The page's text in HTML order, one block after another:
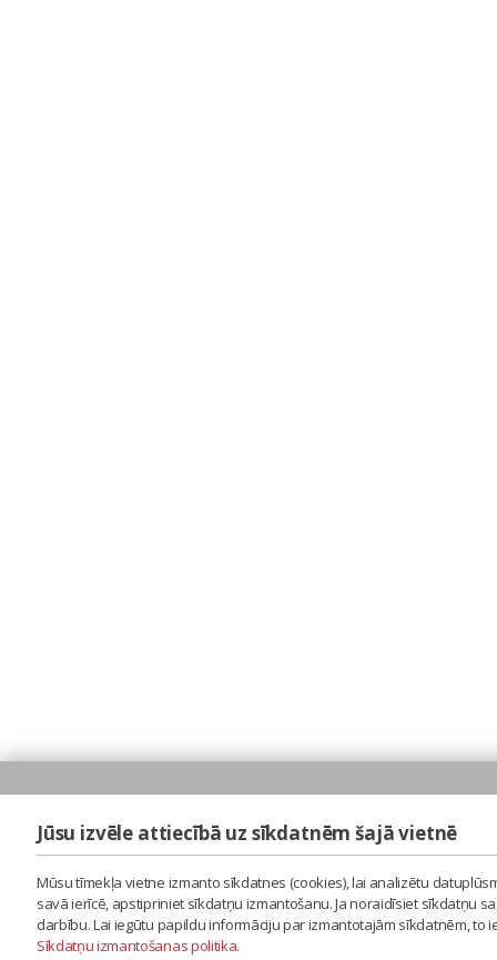
Jūsu izvēle attiecībā uz sīkdatnēm šajā vietnē
Mūsu tīmekļa vietne izmanto sīkdatnes (cookies), lai analizētu
savā ierīcē, apstipriniet sīkdatņu izmantošanu. Ja noraidīsiet sīkdatņu
darbību. Lai iegūtu papildu informāciju par izmantotajām sīkdatnēm,
Sīkdatņu izmantošanas politika.